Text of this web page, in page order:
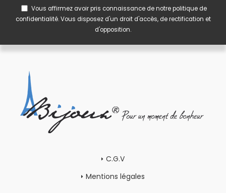
Vous affirmez avoir pris connaissance de notrepolitique de
confidentialité. Vous disposez d'un droit d'accès, de rectification et
d'opposition.
C.G.V
Mentions légales